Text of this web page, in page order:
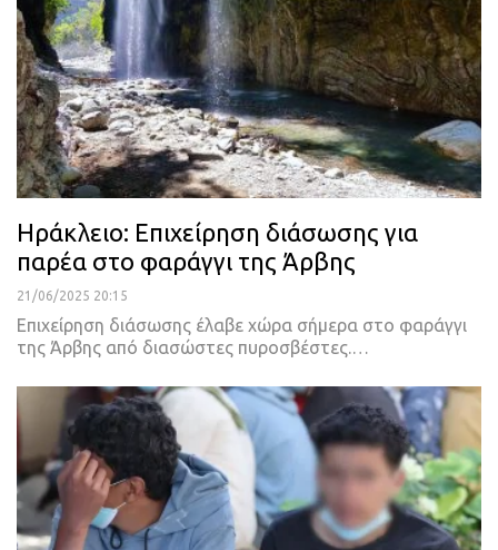
Ηράκλειο: Επιχείρηση διάσωσης για
παρέα στο φαράγγι της Άρβης
21/06/2025 20:15
Επιχείρηση διάσωσης έλαβε χώρα σήμερα στο φαράγγι
της Άρβης από διασώστες πυροσβέστες.…